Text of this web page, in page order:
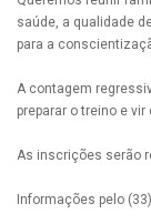
saúde, a qualidade
para a
A contagem
preparar o treino e
As inscrições serão
Informações pelo